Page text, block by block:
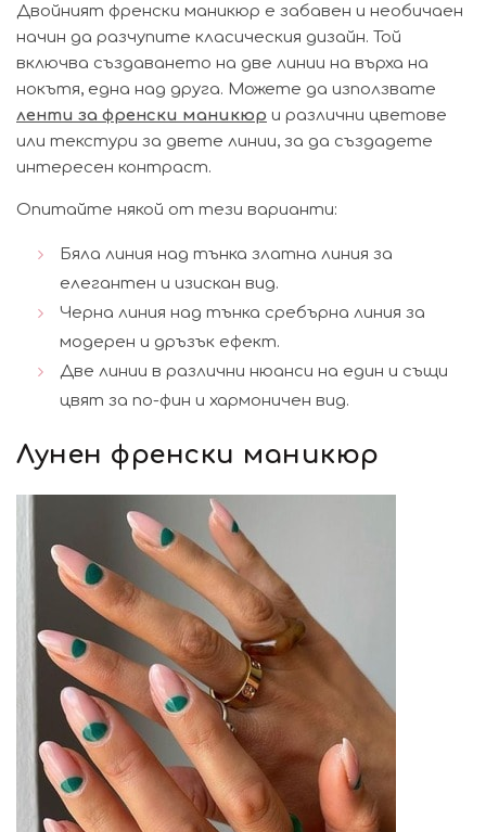
Двойният френски маникюр е забавен и необичаен
начин да разчупите класическия дизайн. Той
включва създаването на две линии на върха на
нокътя, една над друга. Можете да използвате
ленти за френски маникюр и различни цветове
или текстури за двете линии, за да създадете
интересен контраст.
Опитайте някой от тези варианти:
Бяла линия над тънка златна линия за
елегантен и изискан вид.
Черна линия над тънка сребърна линия за
модерен и дръзък ефект.
Две линии в различни нюанси на един и същи
цвят за по-фин и хармоничен вид.
Лунен френски маникюр